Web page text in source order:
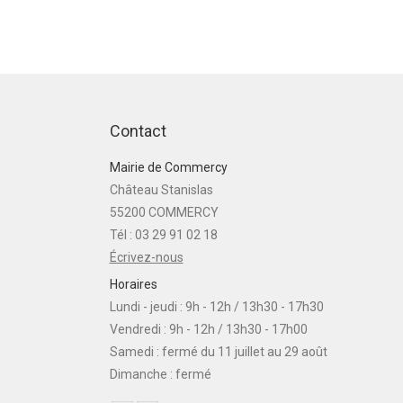
Contact
Mairie de Commercy
Château Stanislas
55200 COMMERCY
Tél : 03 29 91 02 18
Écrivez-nous
Horaires
Lundi - jeudi : 9h - 12h / 13h30 - 17h30
Vendredi : 9h - 12h / 13h30 - 17h00
Samedi : fermé du 11 juillet au 29 août
Dimanche : fermé